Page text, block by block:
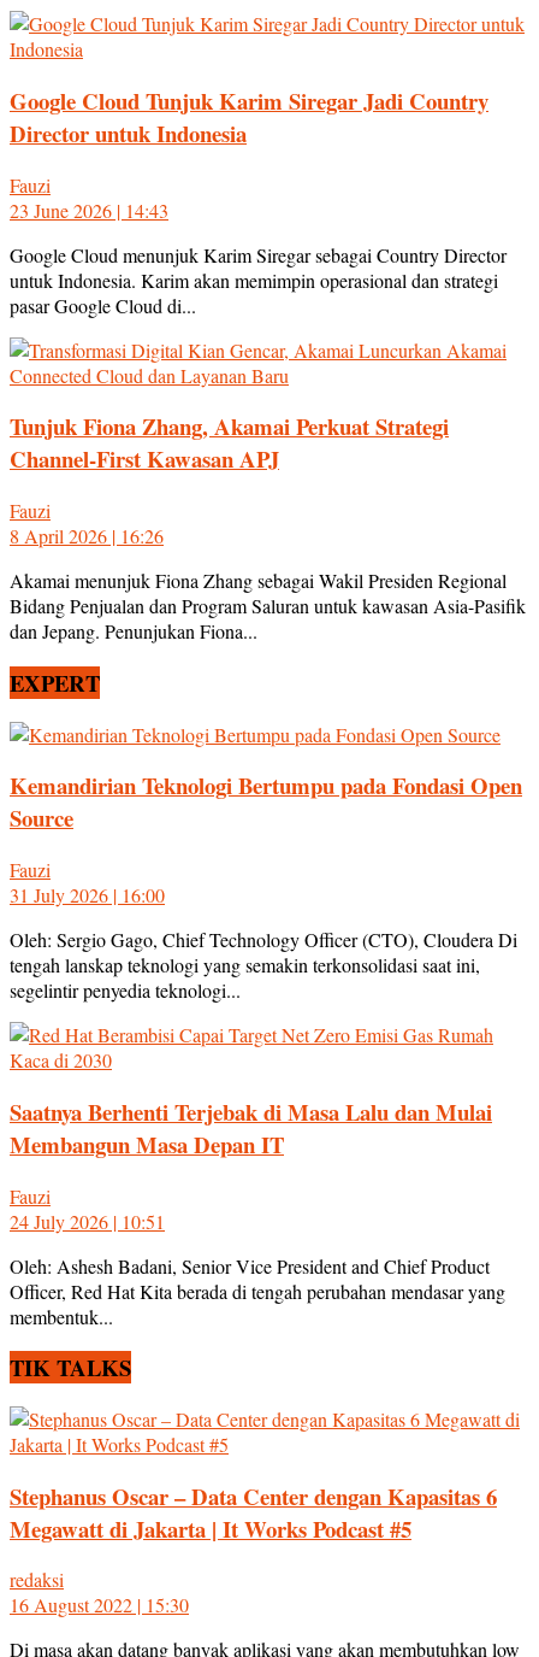
Google Cloud Tunjuk Karim Siregar Jadi Country
Director untuk Indonesia
Fauzi
23 June 2026 | 14:43
Google Cloud menunjuk Karim Siregar sebagai Country Director
untuk Indonesia. Karim akan memimpin operasional dan strategi
pasar Google Cloud di...
Tunjuk Fiona Zhang, Akamai Perkuat Strategi
Channel-First Kawasan APJ
Fauzi
8 April 2026 | 16:26
Akamai menunjuk Fiona Zhang sebagai Wakil Presiden Regional
Bidang Penjualan dan Program Saluran untuk kawasan Asia-Pasifik
dan Jepang. Penunjukan Fiona...
EXPERT
Kemandirian Teknologi Bertumpu pada Fondasi Open
Source
Fauzi
31 July 2026 | 16:00
Oleh: Sergio Gago, Chief Technology Officer (CTO), Cloudera Di
tengah lanskap teknologi yang semakin terkonsolidasi saat ini,
segelintir penyedia teknologi...
Saatnya Berhenti Terjebak di Masa Lalu dan Mulai
Membangun Masa Depan IT
Fauzi
24 July 2026 | 10:51
Oleh: Ashesh Badani, Senior Vice President and Chief Product
Officer, Red Hat Kita berada di tengah perubahan mendasar yang
membentuk...
TIK TALKS
Stephanus Oscar – Data Center dengan Kapasitas 6
Megawatt di Jakarta | It Works Podcast #5
redaksi
16 August 2022 | 15:30
Di masa akan datang banyak aplikasi yang akan membutuhkan low